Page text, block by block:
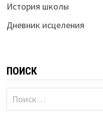
История школы
Дневник исцеления
ПОИСК
Найти: